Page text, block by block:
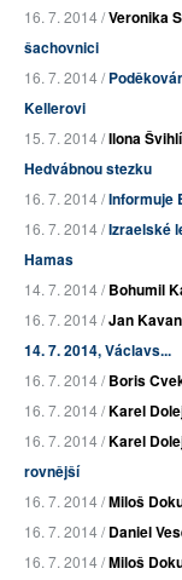
16. 7. 2014 /Veronika
šachovnici
16. 7. 2014 /
Kellerovi
15. 7. 2014 /Ilona
Hedvábnou stezku
16. 7. 2014 /Informuje
16. 7. 2014 /Izraelské
Hamas
14. 7. 2014 /Bohumil
16. 7. 2014 /Jan Kavan
14. 7. 2014, Václavs...
16. 7. 2014 /Boris
16. 7. 2014 /Karel
16. 7. 2014 /Karel
rovnější
16. 7. 2014 /Miloš
16. 7. 2014 /Daniel
16. 7. 2014 /Miloš